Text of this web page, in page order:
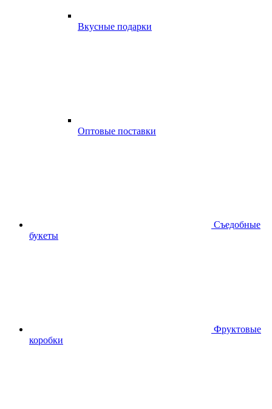
Вкусные подарки
Оптовые поставки
Съедобные
букеты
Фруктовые
коробки